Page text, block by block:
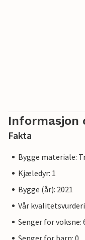
Informasjon
Fakta
Bygge materiale:
Kjæledyr: 1
Bygge (år): 2021
Vår
Senger for voksne: